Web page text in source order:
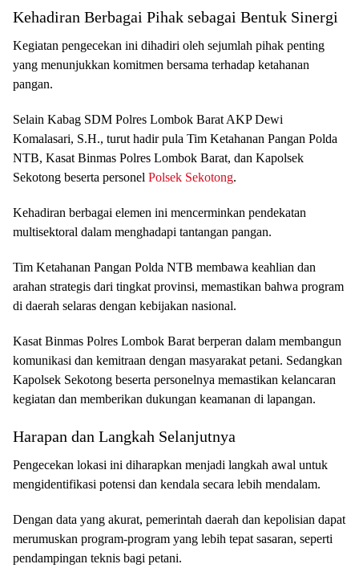
Kehadiran Berbagai Pihak sebagai Bentuk Sinergi
Kegiatan pengecekan ini dihadiri oleh sejumlah pihak penting
yang menunjukkan komitmen bersama terhadap ketahanan
pangan.
Selain Kabag SDM Polres Lombok Barat AKP Dewi
Komalasari, S.H., turut hadir pula Tim Ketahanan Pangan Polda
NTB, Kasat Binmas Polres Lombok Barat, dan Kapolsek
Sekotong beserta personel Polsek Sekotong.
Kehadiran berbagai elemen ini mencerminkan pendekatan
multisektoral dalam menghadapi tantangan pangan.
Tim Ketahanan Pangan Polda NTB membawa keahlian dan
arahan strategis dari tingkat provinsi, memastikan bahwa program
di daerah selaras dengan kebijakan nasional.
Kasat Binmas Polres Lombok Barat berperan dalam membangun
komunikasi dan kemitraan dengan masyarakat petani. Sedangkan
Kapolsek Sekotong beserta personelnya memastikan kelancaran
kegiatan dan memberikan dukungan keamanan di lapangan.
Harapan dan Langkah Selanjutnya
Pengecekan lokasi ini diharapkan menjadi langkah awal untuk
mengidentifikasi potensi dan kendala secara lebih mendalam.
Dengan data yang akurat, pemerintah daerah dan kepolisian dapat
merumuskan program-program yang lebih tepat sasaran, seperti
pendampingan teknis bagi petani.